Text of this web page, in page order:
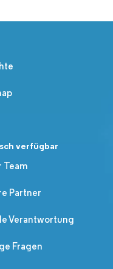
verfügbar
Team
Partner
Verantwortung
Fragen